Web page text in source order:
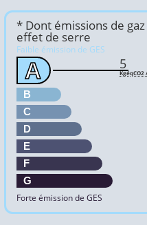
* Dont émissions de gaz
effet de serre
Faible émission de GES
A
B
C
D
E
F
G
Forte émission de GES
5
KgéqCO2